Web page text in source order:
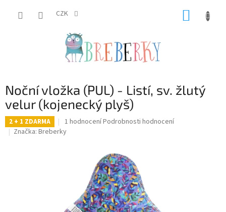
CZK
Noční vložka (PUL) - Listí, sv. žlutý
velur (kojenecký plyš)
2 + 1 ZDARMA
Průměrné
hodnocení
hvězdiček.
1 hodnoceníPodrobnosti hodnocení
Značka: Breberky